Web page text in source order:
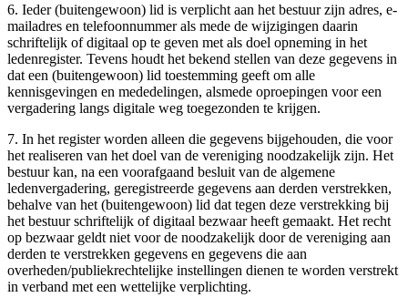
6. Ieder (buitengewoon) lid is verplicht aan het bestuur zijn adres, e-
mailadres en telefoonnummer als mede de wijzigingen daarin
schriftelijk of digitaal op te geven met als doel opneming in het
ledenregister. Tevens houdt het bekend stellen van deze gegevens in
dat een (buitengewoon) lid toestemming geeft om alle
kennisgevingen en mededelingen, alsmede oproepingen voor een
vergadering langs digitale weg toegezonden te krijgen.
7. In het register worden alleen die gegevens bijgehouden, die voor
het realiseren van het doel van de vereniging noodzakelijk zijn. Het
bestuur kan, na een voorafgaand besluit van de algemene
ledenvergadering, geregistreerde gegevens aan derden verstrekken,
behalve van het (buitengewoon) lid dat tegen deze verstrekking bij
het bestuur schriftelijk of digitaal bezwaar heeft gemaakt. Het recht
op bezwaar geldt niet voor de noodzakelijk door de vereniging aan
derden te verstrekken gegevens en gegevens die aan
overheden/publiekrechtelijke instellingen dienen te worden verstrekt
in verband met een wettelijke verplichting.